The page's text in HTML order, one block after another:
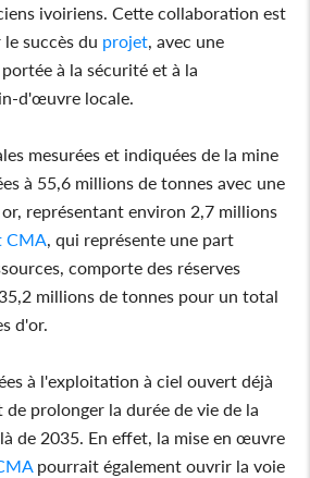
ivoiriens. Cette collaboration est
succès du projet, avec une
à la sécurité et à la
d'œuvre locale.
mesurées et indiquées de la mine
à 55,6 millions de tonnes avec une
représentant environ 2,7 millions
CMA, qui représente une part
comporte des réserves
millions de tonnes pour un total
d'or.
à l'exploitation à ciel ouvert déjà
prolonger la durée de vie de la
de 2035. En effet, la mise en œuvre
pourrait également ouvrir la voie